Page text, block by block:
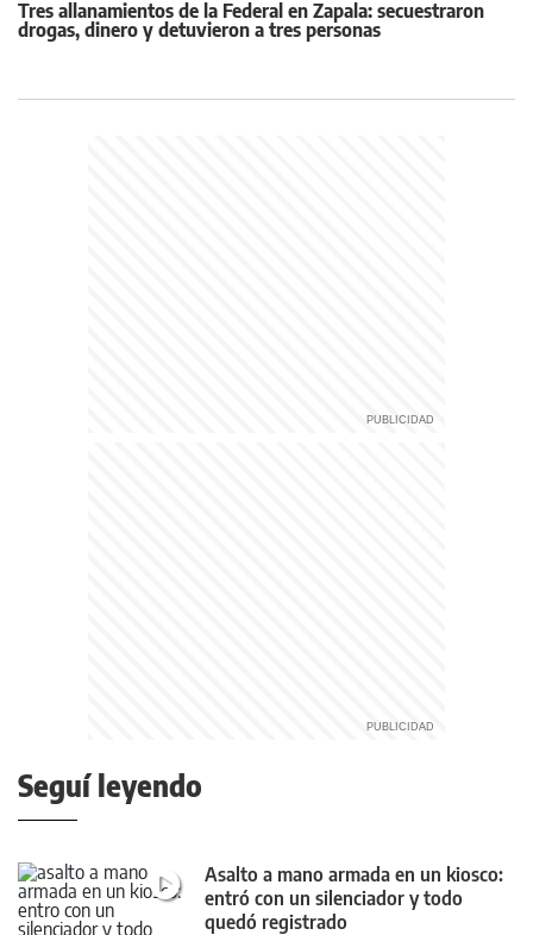
Tres allanamientos de la Federal en Zapala: secuestraron
drogas, dinero y detuvieron a tres personas
Seguí leyendo
Asalto a mano armada en un kiosco:
entró con un silenciador y todo
quedó registrado